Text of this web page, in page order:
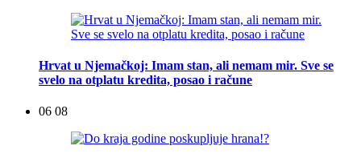
Hrvat u Njemačkoj: Imam stan, ali nemam mir. Sve se
svelo na otplatu kredita, posao i račune
06 08